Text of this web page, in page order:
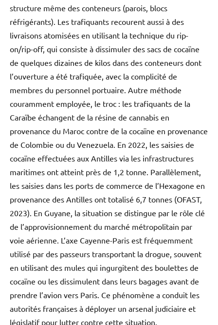
structure même des conteneurs (parois, blocs
réfrigérants). Les trafiquants recourent aussi à des
livraisons atomisées en utilisant la technique du rip-
on/rip-off, qui consiste à dissimuler des sacs de cocaïne
de quelques dizaines de kilos dans des conteneurs dont
l’ouverture a été trafiquée, avec la complicité de
membres du personnel portuaire. Autre méthode
couramment employée, le troc : les trafiquants de la
Caraïbe échangent de la résine de cannabis en
provenance du Maroc contre de la cocaïne en provenance
de Colombie ou du Venezuela. En 2022, les saisies de
cocaïne effectuées aux Antilles via les infrastructures
maritimes ont atteint près de 1,2 tonne. Parallèlement,
les saisies dans les ports de commerce de l’Hexagone en
provenance des Antilles ont totalisé 6,7 tonnes (OFAST,
2023). En Guyane, la situation se distingue par le rôle clé
de l’approvisionnement du marché métropolitain par
voie aérienne. L’axe Cayenne-Paris est fréquemment
utilisé par des passeurs transportant la drogue, souvent
en utilisant des mules qui ingurgitent des boulettes de
cocaïne ou les dissimulent dans leurs bagages avant de
prendre l’avion vers Paris. Ce phénomène a conduit les
autorités françaises à déployer un arsenal judiciaire et
législatif pour lutter contre cette situation.